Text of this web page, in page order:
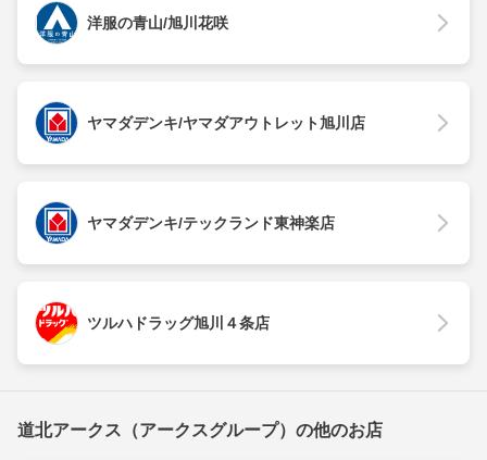
洋服の青山/旭川花咲
ヤマダデンキ/ヤマダアウトレット旭川店
ヤマダデンキ/テックランド東神楽店
ツルハドラッグ旭川４条店
道北アークス（アークスグループ）の他のお店